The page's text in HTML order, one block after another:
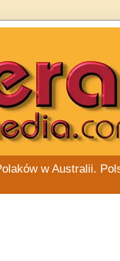
w Australii.